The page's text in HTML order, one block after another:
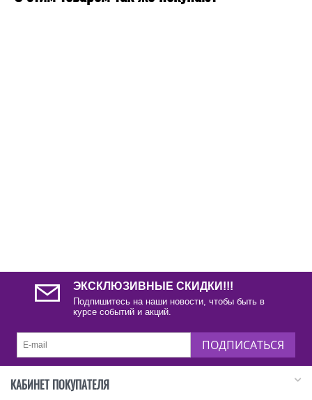
ЭКСКЛЮЗИВНЫЕ СКИДКИ!!!
Подпишитесь на наши новости, чтобы быть в
курсе событий и акций.
ПОДПИСАТЬСЯ
КАБИНЕТ ПОКУПАТЕЛЯ